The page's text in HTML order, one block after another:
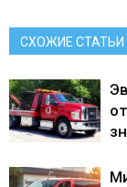
СХОЖИЕ СТАТЬИ